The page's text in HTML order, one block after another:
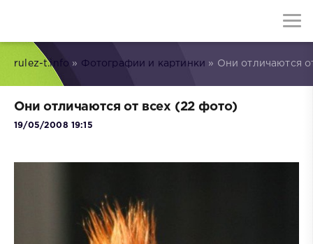
rulez-t.info » Фотографии и картинки » Они отличаются
Они отличаются от всех (22 фото)
19/05/2008 19:15